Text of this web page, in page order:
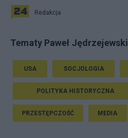
Redakcja
Tematy Paweł Jędrzejewski
USA SOCJOLOGIA
POLITYKA HISTORYCZNA
PRZESTĘPCZOŚĆ MEDIA